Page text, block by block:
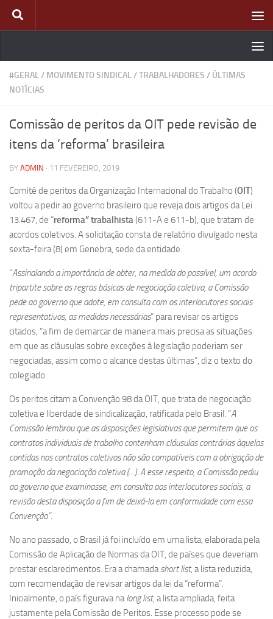
Skip to content
#GERAL/ MOVIMENTO SINDICAL/TRABALHADORES / ÚLTIMAS
NOTÍCIAS
Comissão de peritos da OIT pede revisão de
itens da ‘reforma’ brasileira
BY ADMIN · 11 FEVEREIRO, 2019
Comitê de peritos da Organização Internacional do Trabalho (OIT)
voltou a pedir ao governo brasileiro que reveja dois artigos da Lei
13.467, de “reforma” trabalhista(611-A e 611-b), que tratam de
acordos coletivos. A solicitação consta de relatório divulgado nesta
sexta-feira (8) em Genebra, sede da entidade.
“Assinalando a importância de obter, na medida do possível, um acordo
tripartite sobre as regras básicas de negociação coletiva, a Comissão
pede ao governo que adote, em consulta com os interlocutores sociais
representativos, as medidas necessárias” para revisar os artigos
citados, “a fim de demarcar de maneira mais precisa as situações
em que as cláusulas sobre exceções à legislação poderiam ser
negociadas, assim como o alcance destas últimas”, diz o texto do
colegiado.
Os peritos citam a Convenção 98 da OIT, que trata de negociação
coletiva e liberdade de sindicalização, ratificada pelo Brasil. “A
Comissão lembrou que as disposições legislativas que permitem que os
contratos individuais de trabalho contenham cláusulas contrárias àquelas
contidas nos contratos coletivos não são compatíveis com a obrigação de
promoção da negociação coletiva (…). A esse respeito, a Comissão pediu
ao governo que examinasse, em consulta aos interlocutores sociais, a
revisão desta disposição a fim de deixá-la em conformidade com essa
Convenção”.
No ano passado, o Brasil já foi incluído em uma lista, elaborada pela
Comissão de Aplicação de Normas da OIT, de países que deveriam
prestar esclarecimentos. Era a chamadashort list, a lista reduzida,
com recomendação de revisar artigos da lei da “reforma”.
Inicialmente, o país figurava nalong list, a lista ampliada, feita
justamente pela Comissão de Peritos. Esse processo pode se